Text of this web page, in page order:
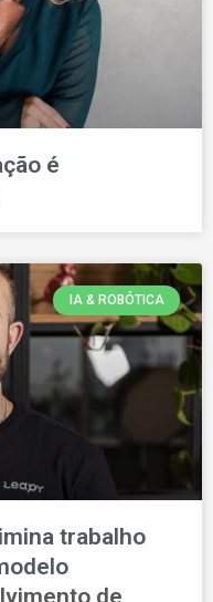
é
IA & ROBÓTICA
trabalho